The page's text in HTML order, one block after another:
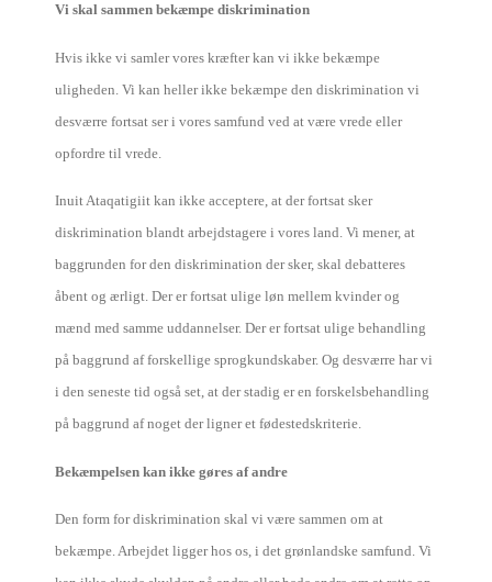
Vi skal sammen bekæmpe diskrimination
Hvis ikke vi samler vores kræfter kan vi ikke bekæmpe
uligheden. Vi kan heller ikke bekæmpe den diskrimination vi
desværre fortsat ser i vores samfund ved at være vrede eller
opfordre til vrede.
Inuit Ataqatigiit kan ikke acceptere, at der fortsat sker
diskrimination blandt arbejdstagere i vores land. Vi mener, at
baggrunden for den diskrimination der sker, skal debatteres
åbent og ærligt. Der er fortsat ulige løn mellem kvinder og
mænd med samme uddannelser. Der er fortsat ulige behandling
på baggrund af forskellige sprogkundskaber. Og desværre har vi
i den seneste tid også set, at der stadig er en forskelsbehandling
på baggrund af noget der ligner et fødestedskriterie.
Bekæmpelsen kan ikke gøres af andre
Den form for diskrimination skal vi være sammen om at
bekæmpe. Arbejdet ligger hos os, i det grønlandske samfund. Vi